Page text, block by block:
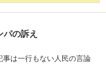
の訴え
は一行もない人民の言論